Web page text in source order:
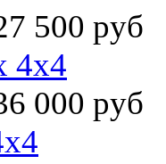
500 руб
4х4
000 руб